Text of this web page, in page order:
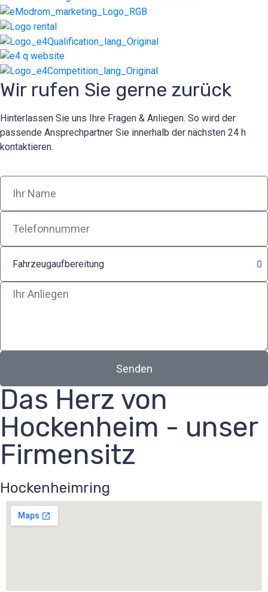
Wir rufen Sie gerne zurück
Hinterlassen Sie uns Ihre Fragen & Anliegen. So wird der
passende Ansprechpartner Sie innerhalb der nächsten 24 h
kontaktieren.
Senden
Das Herz von
Hockenheim - unser
Firmensitz
Hockenheimring